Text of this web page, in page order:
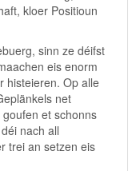
kloer Positioun
sinn ze déifst
eis enorm
histeieren. Op alle
net
et schonns
nach all
trei an setzen eis